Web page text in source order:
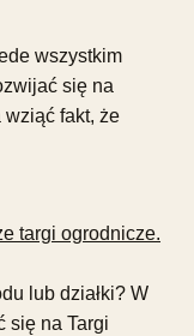
wszystkim
się na
fakt, że
targi ogrodnicze.
lub działki? W
się na Targi